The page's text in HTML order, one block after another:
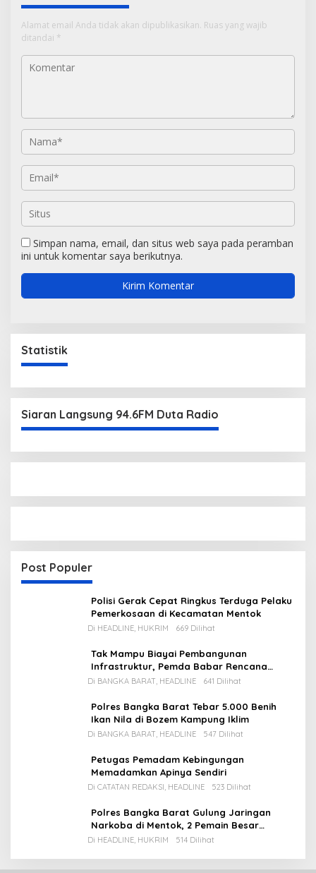
Alamat email Anda tidak akan dipublikasikan. Ruas yang wajib
ditandai *
Simpan nama, email, dan situs web saya pada peramban
ini untuk komentar saya berikutnya.
Statistik
Siaran Langsung 94.6FM Duta Radio
Post Populer
Polisi Gerak Cepat Ringkus Terduga Pelaku
Pemerkosaan di Kecamatan Mentok
Di HEADLINE, HUKRIM 669 Dilihat
Tak Mampu Biayai Pembangunan
Infrastruktur, Pemda Babar Rencana
Utang Rp65 M
Di BANGKA BARAT, HEADLINE 641 Dilihat
Polres Bangka Barat Tebar 5.000 Benih
Ikan Nila di Bozem Kampung Iklim
Di BANGKA BARAT, HEADLINE 547 Dilihat
Petugas Pemadam Kebingungan
Memadamkan Apinya Sendiri
Di CATATAN REDAKSI, HEADLINE 523 Dilihat
Polres Bangka Barat Gulung Jaringan
Narkoba di Mentok, 2 Pemain Besar
Diamankan, 1 Bandar Masih Buron
Di HEADLINE, HUKRIM 514 Dilihat